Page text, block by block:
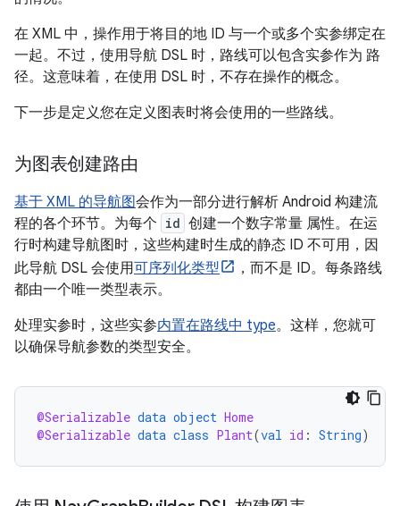
在 XML 中，操作用于将目的地 ID 与一个或多个实参绑定在
一起。不过，使用导航 DSL 时，路线可以包含实参作为 路
径。这意味着，在使用 DSL 时，不存在操作的概念。
下一步是定义您在定义图表时将会使用的一些路线。
为图表创建路由
基于 XML 的导航图会作为一部分进行解析 Android 构建流
程的各个环节。为每个 id 创建一个数字常量 属性。在运
行时构建导航图时，这些构建时生成的静态 ID 不可用，因
此导航 DSL 会使用可序列化类型
，而不是 ID。每条路线
都由一个唯一类型表示。
处理实参时，这些实参内置在路线中 type。这样，您就可
以确保导航参数的类型安全。
@Serializable data object Home
@Serializable data class Plant(val id : String)